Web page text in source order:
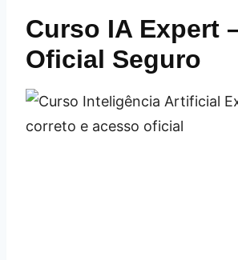
Curso IA Expert
Oficial Seguro